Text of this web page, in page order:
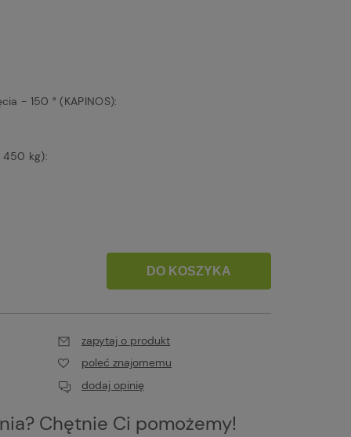
- 150 ° (KAPINOS):
450 kg):
DO KOSZYKA
zapytaj o produkt
poleć znajomemu
dodaj opinię
Chętnie Ci pomożemy!